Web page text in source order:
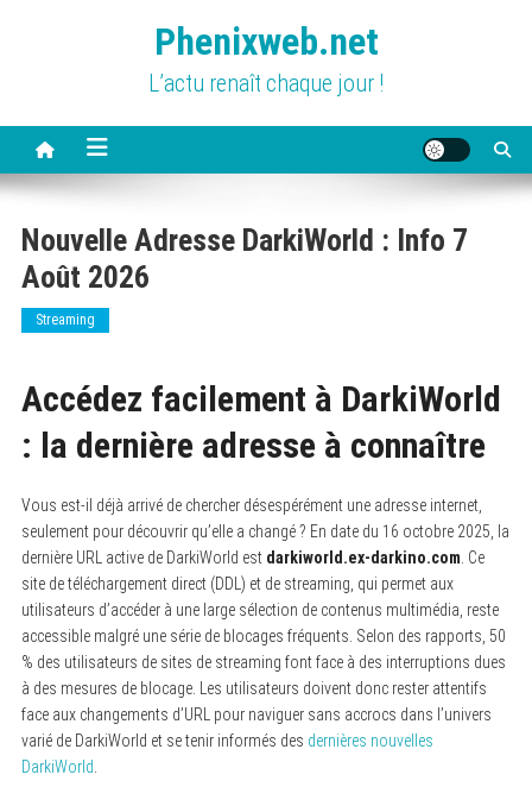
Phenixweb.net
L’actu renaît chaque jour !
Nouvelle Adresse DarkiWorld : Info 7
Août 2026
Streaming
Accédez facilement à DarkiWorld
: la dernière adresse à connaître
Vous est-il déjà arrivé de chercher désespérément une adresse internet,
seulement pour découvrir qu’elle a changé ? En date du 16 octobre 2025, la
dernière URL active de DarkiWorld est darkiworld.ex-darkino.com . Ce
site de téléchargement direct (DDL) et de streaming, qui permet aux
utilisateurs d’accéder à une large sélection de contenus multimédia, reste
accessible malgré une série de blocages fréquents. Selon des rapports, 50
% des utilisateurs de sites de streaming font face à des interruptions dues
à des mesures de blocage. Les utilisateurs doivent donc rester attentifs
face aux changements d’URL pour naviguer sans accrocs dans l’univers
varié de DarkiWorld et se tenir informés des dernières nouvelles
DarkiWorld